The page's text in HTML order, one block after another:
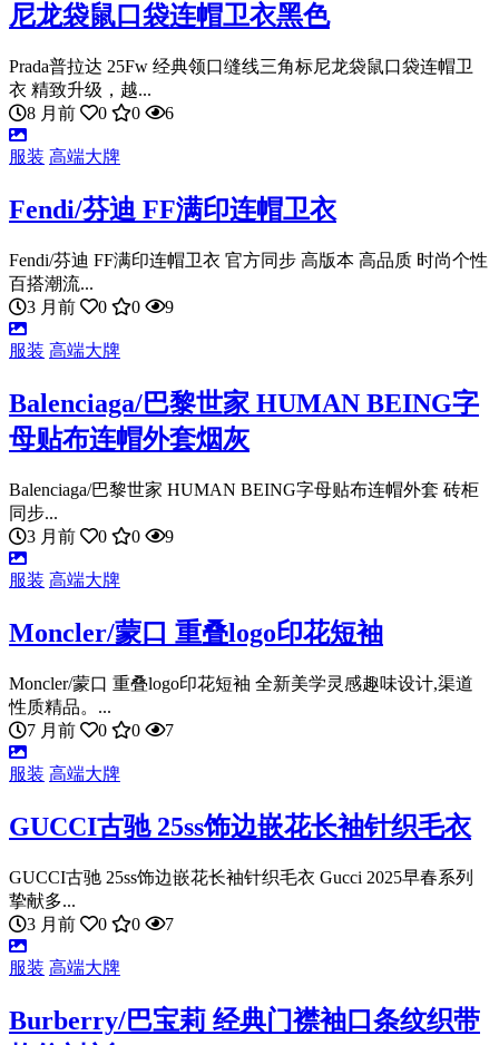
尼龙袋鼠口袋连帽卫衣黑色
Prada普拉达 25Fw 经典领口缝线三角标尼龙袋鼠口袋连帽卫
衣 精致升级，越...
8 月前
0 0 6
服装 高端大牌
Fendi/芬迪 FF满印连帽卫衣
Fendi/芬迪 FF满印连帽卫衣 官方同步 高版本 高品质 时尚个性
百搭潮流...
3 月前
0 0 9
服装 高端大牌
Balenciaga/巴黎世家 HUMAN BEING字
母贴布连帽外套烟灰
Balenciaga/巴黎世家 HUMAN BEING字母贴布连帽外套 砖柜
同步...
3 月前
0 0 9
服装 高端大牌
Moncler/蒙口 重叠logo印花短袖
Moncler/蒙口 重叠logo印花短袖 全新美学灵感趣味设计,渠道
性质精品。...
7 月前
0 0 7
服装 高端大牌
GUCCI古驰 25ss饰边嵌花长袖针织毛衣
GUCCI古驰 25ss饰边嵌花长袖针织毛衣 Gucci 2025早春系列
挚献多...
3 月前
0 0 7
服装 高端大牌
Burberry/巴宝莉 经典门襟袖口条纹织带